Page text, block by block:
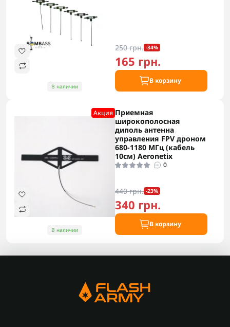
В наличии
250 грн. -34%
165 грн.
В корзину
Акция
В наличии
Приемная
широкополосная
диполь антенна
управления FPV дроном
680-1180 МГц (кабель
10см) Aeronetix
0
440 грн. -23%
340 грн.
В корзину